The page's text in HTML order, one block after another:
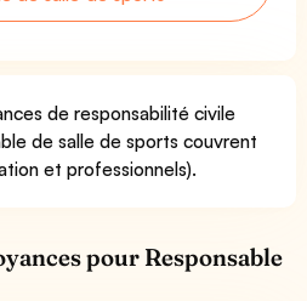
de responsabilité civile
de salle de sports couvrent
et professionnels).
pour Responsable